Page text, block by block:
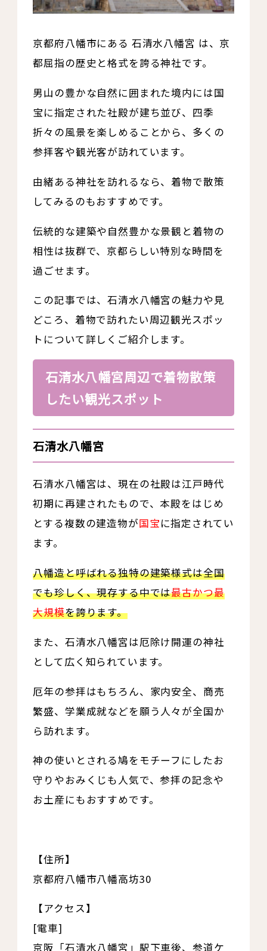
京都府八幡市にある 石清水八幡宮 は、京
都屈指の歴史と格式を誇る神社です。
男山の豊かな自然に囲まれた境内には国
宝に指定された社殿が建ち並び、四季
折々の風景を楽しめることから、多くの
参拝客や観光客が訪れています。
由緒ある神社を訪れるなら、着物で散策
してみるのもおすすめです。
伝統的な建築や自然豊かな景観と着物の
相性は抜群で、京都らしい特別な時間を
過ごせます。
この記事では、石清水八幡宮の魅力や見
どころ、着物で訪れたい周辺観光スポッ
トについて詳しくご紹介します。
石清水八幡宮周辺で着物散策
したい観光スポット
石清水八幡宮
石清水八幡宮は、現在の社殿は江戸時代
初期に再建されたもので、本殿をはじめ
とする複数の建造物が国宝に指定されてい
ます。
八幡造と呼ばれる独特の建築様式は全国
でも珍しく、現存する中では最古かつ最
大規模を誇ります。
また、石清水八幡宮は厄除け開運の神社
として広く知られています。
厄年の参拝はもちろん、家内安全、商売
繁盛、学業成就などを願う人々が全国か
ら訪れます。
神の使いとされる鳩をモチーフにしたお
守りやおみくじも人気で、参拝の記念や
お土産にもおすすめです。
【住所】
京都府八幡市八幡高坊30
【アクセス】
[電車]
京阪「石清水八幡宮」駅下車後、参道ケ